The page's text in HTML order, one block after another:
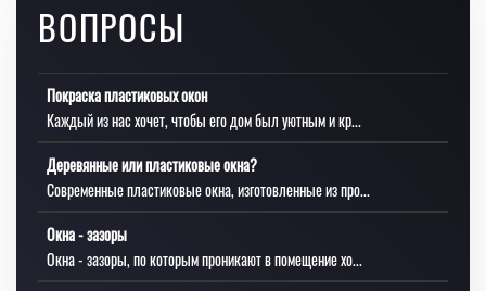
ВОПРОСЫ
Покраска пластиковых окон
Каждый из нас хочет, чтобы его дом был уютным и кр...
Деревянные или пластиковые окна?
Современные пластиковые окна, изготовленные из про...
Окна - зазоры
Окна - зазоры, по которым проникают в помещение хо...